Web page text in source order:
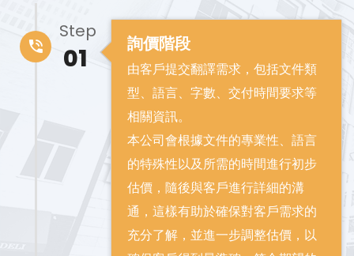
詢價階段
由客戶提交翻譯需求，包括文件類
型、語言、字數、交付時間要求等
相關資訊。
本公司會根據文件的專業性、語言
的特殊性以及所需的時間進行初步
估價，隨後與客戶進行詳細的溝
通，這樣有助於確保對客戶需求的
充分了解，並進一步調整估價，以
Step
01